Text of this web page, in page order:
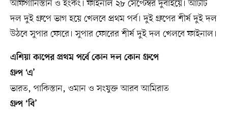
আফগানিস্তান ও হংকং। ফাইনাল ২৮ সেপ্টেম্বর দুবাইয়ে। আটটি
দল দুই গ্রুপে ভাগ হয়ে খেলবে প্রথম পর্ব। দুই গ্রুপের শীর্ষ দুই দল
উঠবে সুপার ফোরে। সুপার ফোরের শীর্ষ দুই দল খেলবে ফাইনাল।
এশিয়া কাপের প্রথম পর্বে কোন দল কোন গ্রুপে
গ্রুপ ‘এ’
ভারত, পাকিস্তান, ওমান ও সংযুক্ত আরব আমিরাত
গ্রুপ ‘বি’